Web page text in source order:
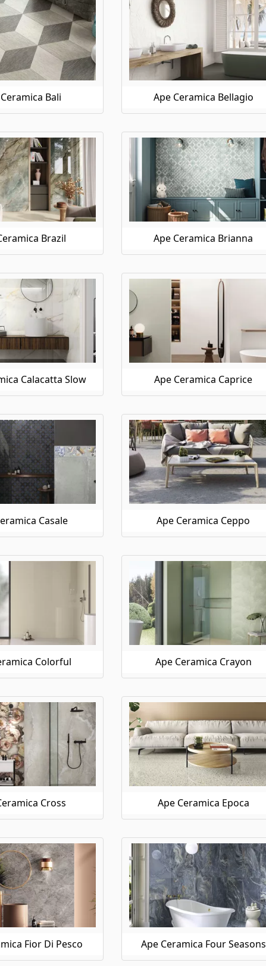
Bali Ape Ceramica Bellagio
Brazil Ape Ceramica Brianna
Calacatta Slow Ape Ceramica Caprice
Casale Ape Ceramica Ceppo
Colorful Ape Ceramica Crayon
Cross Ape Ceramica Epoca
Fior Di Pesco Ape Ceramica Four Seasons